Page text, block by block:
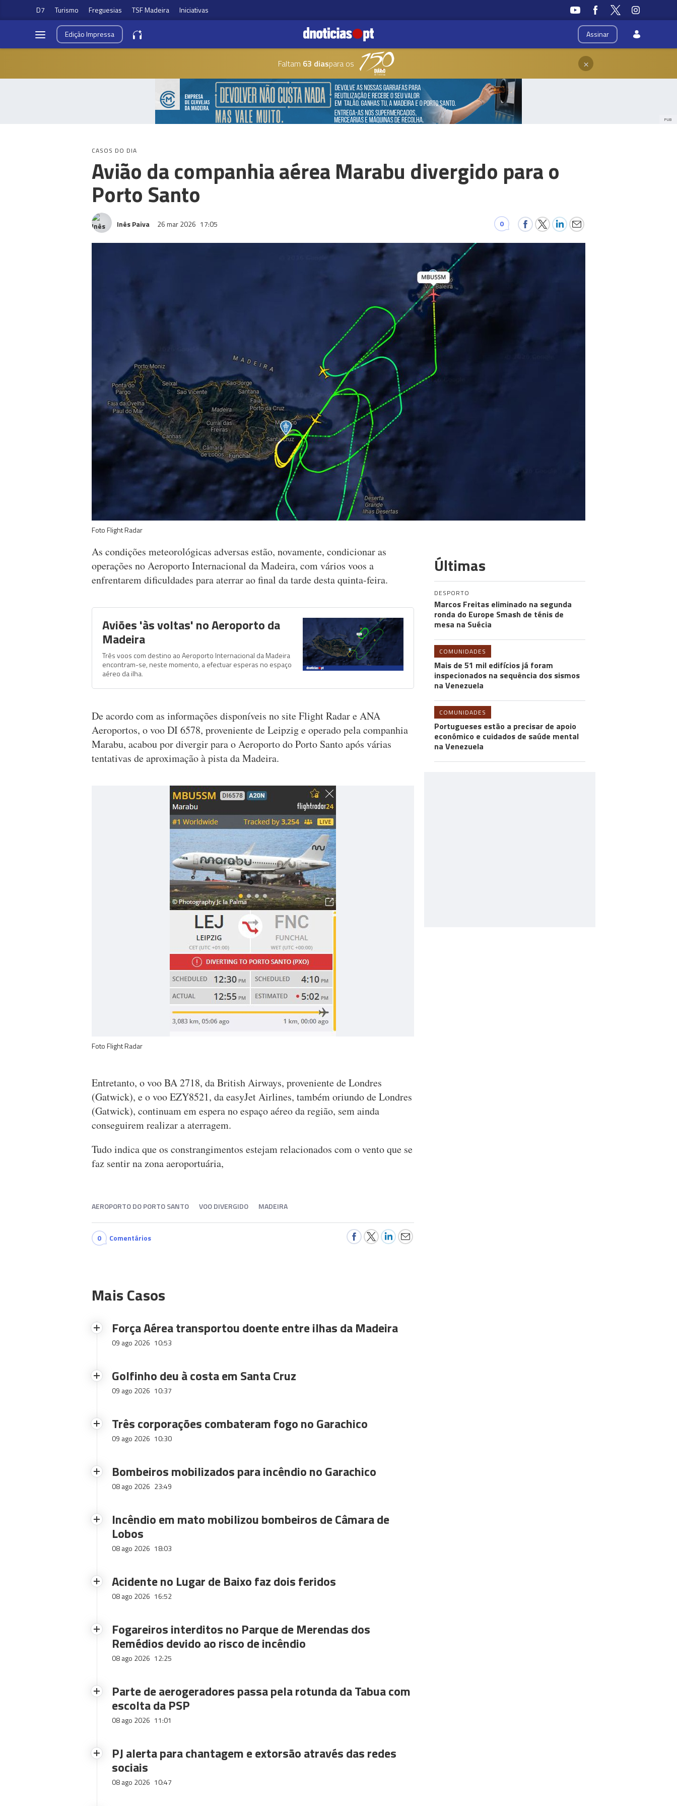
D7 Turismo Freguesias TSF Madeira Iniciativas
Assinar
EdiçãoImpressa
Faltam 63 diaspara os ×
PUB
CASOS DO DIA
Avião da companhia aérea Marabu divergido para o
Porto Santo
Inês Paiva 26 mar 2026 17:05 0
Foto Flight Radar
As condições meteorológicas adversas estão, novamente, condicionar as
operações no Aeroporto Internacional da Madeira, com vários voos a
enfrentarem dificuldades para aterrar ao final da tarde desta quinta-feira.
Aviões 'às voltas' no Aeroporto da
Madeira
Três voos com destino ao Aeroporto Internacional da Madeira
encontram-se, neste momento, a efectuar esperas no espaço
aéreo da ilha.
De acordo com as informações disponíveis no site Flight Radar e ANA
Aeroportos, o voo DI 6578, proveniente de Leipzig e operado pela companhia
Marabu, acabou por divergir para o Aeroporto do Porto Santo após várias
tentativas de aproximação à pista da Madeira.
Foto Flight Radar
Entretanto, o voo BA 2718, da British Airways, proveniente de Londres
(Gatwick), e o voo EZY8521, da easyJet Airlines, também oriundo de Londres
(Gatwick), continuam em espera no espaço aéreo da região, sem ainda
conseguirem realizar a aterragem.
Tudo indica que os constrangimentos estejam relacionados com o vento que se
faz sentir na zona aeroportuária,
AEROPORTO DO PORTO SANTO VOO DIVERGIDO MADEIRA
0 Comentários
Mais Casos
Força Aérea transportou doente entre ilhas da Madeira
09 ago 2026 10:53
Golfinho deu à costa em Santa Cruz
09 ago 2026 10:37
Três corporações combateram fogo no Garachico
09 ago 2026 10:30
Bombeiros mobilizados para incêndio no Garachico
08 ago 2026 23:49
Incêndio em mato mobilizou bombeiros de Câmara de
Lobos
08 ago 2026 18:03
Acidente no Lugar de Baixo faz dois feridos
08 ago 2026 16:52
Fogareiros interditos no Parque de Merendas dos
Remédios devido ao risco de incêndio
08 ago 2026 12:25
Parte de aerogeradores passa pela rotunda da Tabua com
escolta da PSP
08 ago 2026 11:01
PJ alerta para chantagem e extorsão através das redes
sociais
08 ago 2026 10:47
Últimas
DESPORTO
Marcos Freitas eliminado na segunda
ronda do Europe Smash de ténis de
mesa na Suécia
COMUNIDADES
Mais de 51 mil edifícios já foram
inspecionados na sequência dos sismos
na Venezuela
COMUNIDADES
Portugueses estão a precisar de apoio
económico e cuidados de saúde mental
na Venezuela